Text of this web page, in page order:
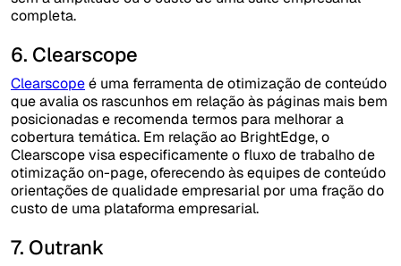
completa.
6. Clearscope
Clearscopeé uma ferramenta de otimização de conteúdo
que avalia os rascunhos em relação às páginas mais bem
posicionadas e recomenda termos para melhorar a
cobertura temática. Em relação ao BrightEdge, o
Clearscope visa especificamente o fluxo de trabalho de
otimização on-page, oferecendo às equipes de conteúdo
orientações de qualidade empresarial por uma fração do
custo de uma plataforma empresarial.
7. Outrank